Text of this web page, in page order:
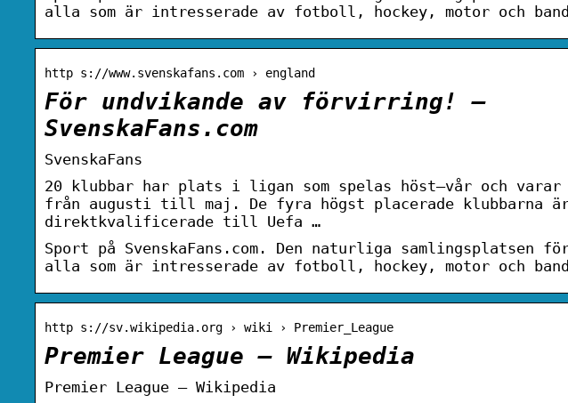
alla som är intresserade av fotboll, hockey, motor och
http s://www.svenskafans.com › england
För undvikande av förvirring! –
SvenskaFans.com
SvenskaFans
20 klubbar har plats i ligan som spelas höst–vår och varar
från augusti till maj. De fyra högst placerade klubbarna
direktkvalificerade till Uefa …
Sport på SvenskaFans.com. Den naturliga samlingsplatsen
alla som är intresserade av fotboll, hockey, motor och
http s://sv.wikipedia.org › wiki › Premier_League
Premier League – Wikipedia
Premier League – Wikipedia